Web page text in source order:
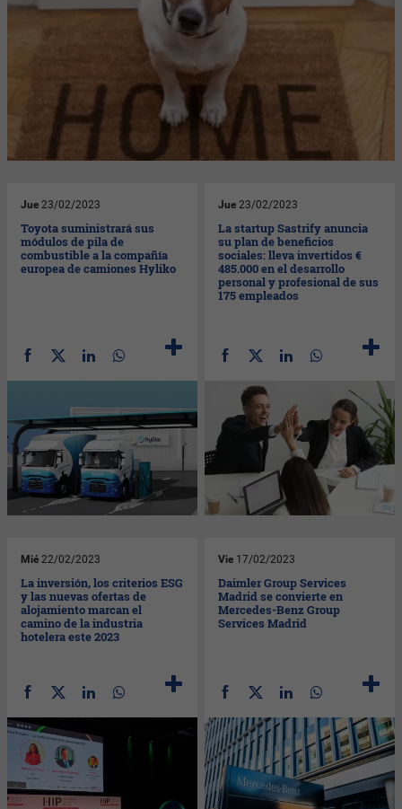
Jue 23/02/2023
Toyota suministrará sus
módulos de pila de
combustible a la compañía
europea de camiones Hyliko
Jue 23/02/2023
La startup Sastrify anuncia
su plan de beneficios
sociales: lleva invertidos €
485.000 en el desarrollo
personal y profesional de sus
175 empleados
Mié 22/02/2023
La inversión, los criterios ESG
y las nuevas ofertas de
alojamiento marcan el
camino de la industria
hotelera este 2023
Vie 17/02/2023
Daimler Group Services
Madrid se convierte en
Mercedes-Benz Group
Services Madrid